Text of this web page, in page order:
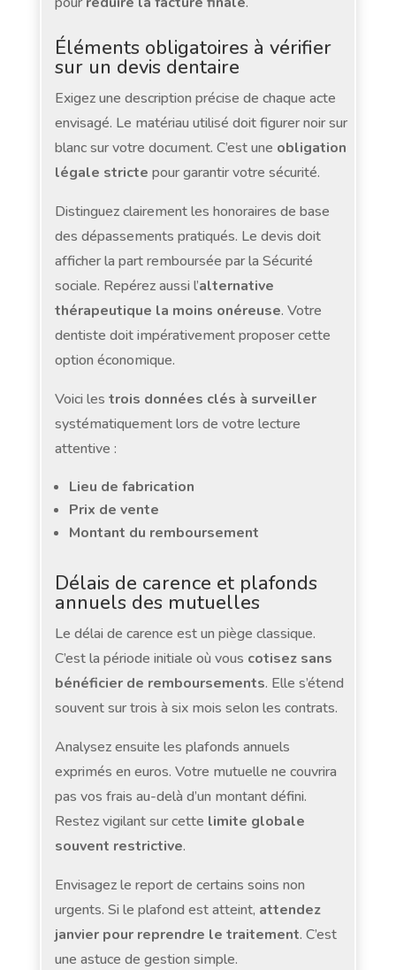
Éléments obligatoires à vérifier
sur un devis dentaire
Exigez une description précise de chaque acte
envisagé. Le matériau utilisé doit figurer noir sur
blanc sur votre document. C’est une obligation
légale stricte pour garantir votre sécurité.
Distinguez clairement les honoraires de base
des dépassements pratiqués. Le devis doit
afficher la part remboursée par la Sécurité
sociale. Repérez aussi l’alternative
thérapeutique la moins onéreuse. Votre
dentiste doit impérativement proposer cette
option économique.
Voici les trois données clés à surveiller
systématiquement lors de votre lecture
attentive :
Lieu de fabrication
Prix de vente
Montant du remboursement
Délais de carence et plafonds
annuels des mutuelles
Le délai de carence est un piège classique.
C’est la période initiale où vous cotisez sans
bénéficier de remboursements. Elle s’étend
souvent sur trois à six mois selon les contrats.
Analysez ensuite les plafonds annuels
exprimés en euros. Votre mutuelle ne couvrira
pas vos frais au-delà d’un montant défini.
Restez vigilant sur cette limite globale
souvent restrictive.
Envisagez le report de certains soins non
urgents. Si le plafond est atteint, attendez
janvier pour reprendre le traitement. C’est
une astuce de gestion simple.